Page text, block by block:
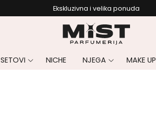
Ekskluzivna i velika ponuda
SETOVI NICHE NJEGA MAKE UP